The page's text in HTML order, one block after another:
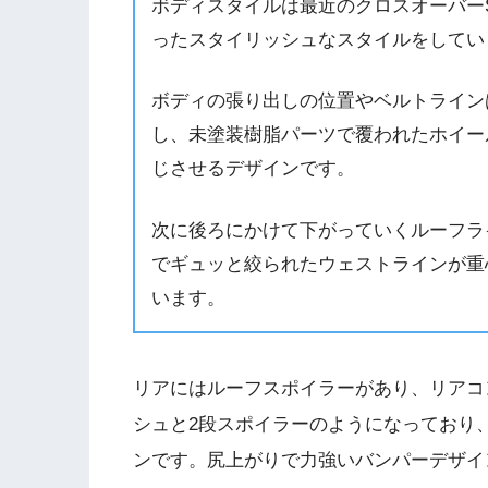
ボディスタイルは最近のクロスオーバ
ったスタイリッシュなスタイルをして
ボディの張り出しの位置やベルトライ
し、未塗装樹脂パーツで覆われたホイ
じさせるデザインです。
次に後ろにかけて下がっていくルーフ
でギュッと絞られたウェストラインが
います。
リアにはルーフスポイラーがあり、リア
シュと2段スポイラーのようになってお
ンです。尻上がりで力強いバンパーデザ